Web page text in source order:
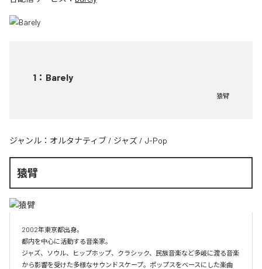
1 ： Barely
猿臂
ジャンル： オルタナティブ / ジャズ / J-Pop
猿臂
2002年東京都出身。
都内を中心に活動する音楽家。
ジャズ、ソウル、ヒップホップ、クラシック、民族音楽など多岐に渡る音楽
から影響を受けた多様なサウンドスケープ。ポップスをベースにした楽曲